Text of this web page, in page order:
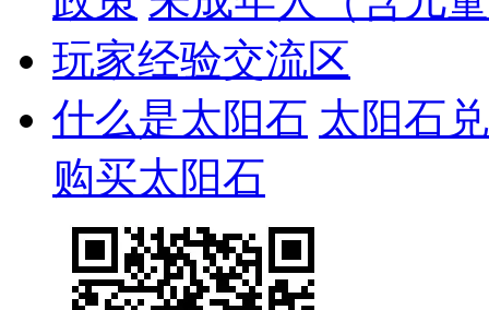
玩家经验交流区
什么是太阳石 太阳石
购买太阳石